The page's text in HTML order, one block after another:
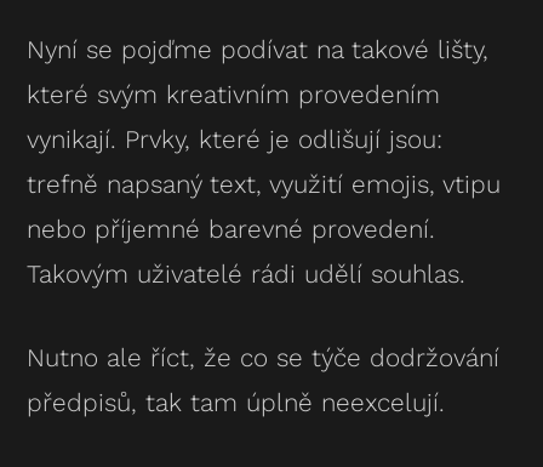
Nyní se pojďme podívat na takové lišty,
které svým kreativním provedením
vynikají. Prvky, které je odlišují jsou:
trefně napsaný text, využití emojis, vtipu
nebo příjemné barevné provedení.
Takovým uživatelé rádi udělí souhlas.
Nutno ale říct, že co se týče dodržování
předpisů, tak tam úplně neexcelují.